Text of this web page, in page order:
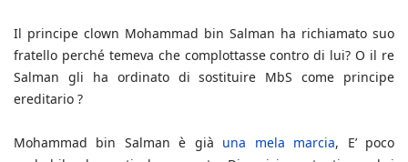
Il principe clown Mohammad bin Salman ha richiamato suo
fratello perché temeva che complottasse contro di lui? O il re
Salman gli ha ordinato di sostituire MbS come principe
ereditario ?
Mohammad bin Salman è già una mela marcia, E’ poco